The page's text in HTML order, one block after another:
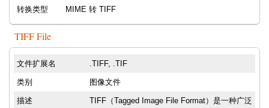
转换类型 MIME 转 TIFF
TIFF File
文件扩展名 .TIFF, .TIF
类别 图像文件
描述 TIFF（Tagged Image File Format）是一种广泛